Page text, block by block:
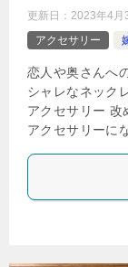
更新日： 2023年4月
アクセサリー
恋人や奥さんへ
シャレなネック
アクセサリー 改
アクセサリーに